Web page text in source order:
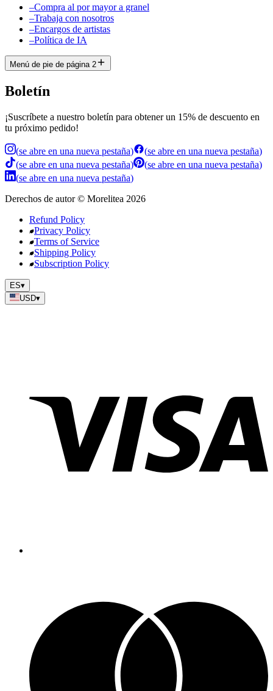
–Compra al por mayor a granel
–Trabaja con nosotros
–Encargos de artistas
–Política de IA
Menú de pie de página 2
Boletín
¡Suscríbete a nuestro boletín para obtener un 15% de descuento en
tu próximo pedido!
(se abre en una nueva pestaña) (se abre en una nueva pestaña)
(se abre en una nueva pestaña) (se abre en una nueva pestaña)
(se abre en una nueva pestaña)
Derechos de autor© Morelitea 2026
Refund Policy
Privacy Policy
Terms of Service
Shipping Policy
Subscription Policy
ES▾
USD▾